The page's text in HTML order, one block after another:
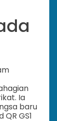
Ia
baru
GS1